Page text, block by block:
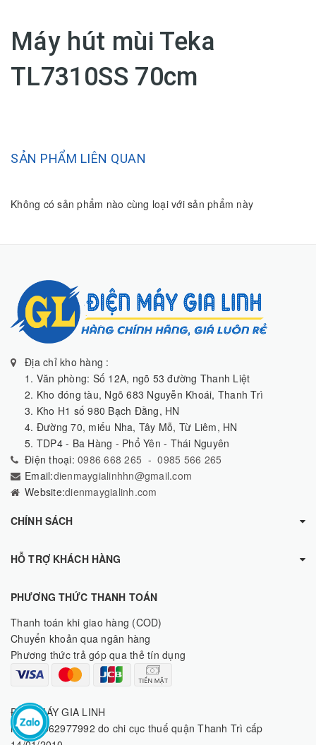
Máy hút mùi Teka
TL7310SS 70cm
SẢN PHẨM LIÊN QUAN
Không có sản phẩm nào cùng loại với sản phẩm này
Địa chỉ kho hàng :
1. Văn phòng: Số 12A, ngõ 53 đường Thanh Liệt
2. Kho đóng tàu, Ngõ 683 Nguyễn Khoái, Thanh Trì
3. Kho H1 số 980 Bạch Đằng, HN
4. Đường 70, miếu Nha, Tây Mỗ, Từ Liêm, HN
5. TDP4 - Ba Hàng - Phổ Yên - Thái Nguyên
Điện thoại: 0986 668 265 -0985 566 265
Email:dienmaygialinhhn@gmail.com
Website:dienmaygialinh.com
CHÍNH SÁCH
HỖ TRỢ KHÁCH HÀNG
PHƯƠNG THỨC THANH TOÁN
Thanh toán khi giao hàng (COD)
Chuyển khoản qua ngân hàng
Phương thức trả góp qua thẻ tín dụng
ĐIỆN MÁY GIA LINH
MST: 8062977992 do chi cục thuế quận Thanh Trì cấp